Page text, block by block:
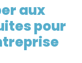
aux
pour